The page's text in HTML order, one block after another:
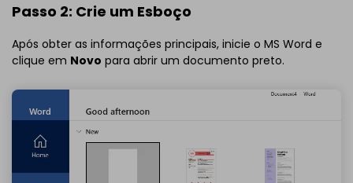
Passo 2: Crie um Esboço
Após obter as informações principais, inicie o MS Word e
clique em Novo para abrir um documento preto.